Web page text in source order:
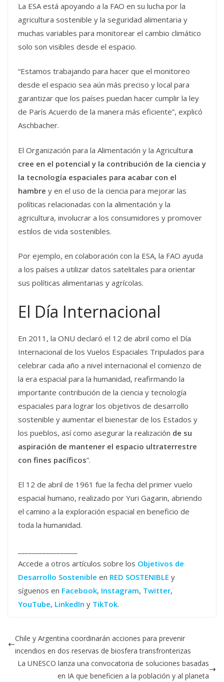
La ESA está apoyando a la FAO en su lucha por la
agricultura sostenible y la seguridad alimentaria y
muchas variables para monitorear el cambio climático
solo son visibles desde el espacio.
“Estamos trabajando para hacer que el monitoreo
desde el espacio sea aún más preciso y local para
garantizar que los países puedan hacer cumplir la ley
de París Acuerdo de la manera más eficiente”, explicó
Aschbacher.
El Organización para la Alimentación y la Agricultura
cree en el potencial y la contribución de la ciencia y
la tecnología espaciales para acabar con el
hambre y en el uso de la ciencia para mejorar las
políticas relacionadas con la alimentación y la
agricultura, involucrar a los consumidores y promover
estilos de vida sostenibles.
Por ejemplo, en colaboración con la ESA, la FAO ayuda
a los países a utilizar datos satelitales para orientar
sus políticas alimentarias y agrícolas.
El Día Internacional
En 2011, la ONU declaró el 12 de abril como el Día
Internacional de los Vuelos Espaciales Tripulados para
celebrar cada año a nivel internacional el comienzo de
la era espacial para la humanidad, reafirmando la
importante contribución de la ciencia y tecnología
espaciales para lograr los objetivos de desarrollo
sostenible y aumentar el bienestar de los Estados y
los pueblos, así como asegurar la realización de su
aspiración de mantener el espacio ultraterrestre
con fines pacíficos”.
El 12 de abril de 1961 fue la fecha del primer vuelo
espacial humano, realizado por Yuri Gagarin, abriendo
el camino a la exploración espacial en beneficio de
toda la humanidad.
Accede a otros artículos sobre los Objetivos de
Desarrollo Sostenible en RED SOSTENIBLE y
síguenos en Facebook, Instagram, Twitter,
YouTube, LinkedIn y TikTok.
Chile y Argentina coordinarán acciones para prevenir
incendios en dos reservas de biosfera transfronterizas
La UNESCO lanza una convocatoria de soluciones basadas
en IA que beneficien a la población y al planeta